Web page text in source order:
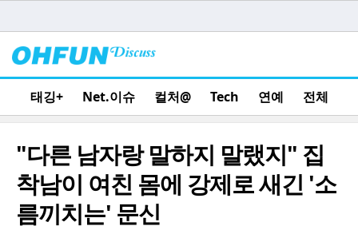
태깅+ Net.이슈 컬처@ Tech 연예 전체
"다른 남자랑 말하지 말랬지" 집
착남이 여친 몸에 강제로 새긴 '소
름끼치는' 문신